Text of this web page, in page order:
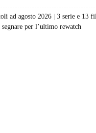
ad agosto 2026 | 3 serie e 13
per l’ultimo rewatch